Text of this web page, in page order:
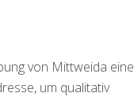
von Mittweida eine
um qualitativ